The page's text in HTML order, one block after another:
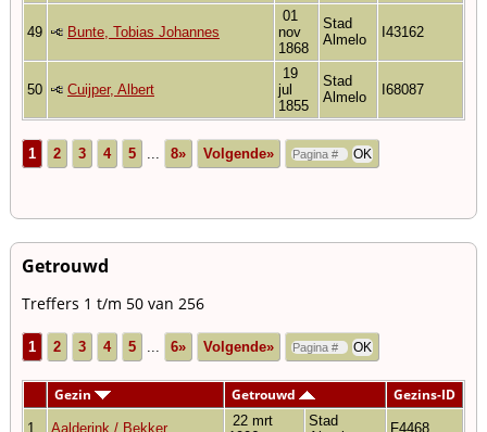
49 Bunte, Tobias Johannes
01
nov
1868
Stad
Almelo
I43162
50 Cuijper, Albert
19
jul
1855
Stad
Almelo
I68087
1 2 3 4 5 8» Volgende»
Getrouwd
Treffers 1 t/m 50 van 256
1 2 3 4 5 6» Volgende»
Gezin Getrouwd Gezins-ID
1 Aalderink / Bekker
22 mrt
Stad
F4468